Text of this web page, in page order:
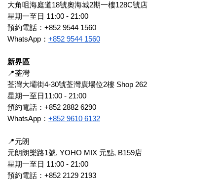
大角咀海庭道18號奧海城2期一樓128C號店
星期一至日 11:00 - 21:00
預約電話：+852 9544 1560
WhatsApp： +852 9544 1560
新界區
📍荃灣
荃灣大壩街4-30號荃灣廣場位2樓 Shop 262
星期一至日11:00 - 21:00
預約電話：+852 2882 6290
WhatsApp： +852 9610 6132
📍元朗
元朗朗樂路1號, YOHO MIX 元點, B159店
星期一至日 11:00 - 21:00
預約電話：+852 2129 2193